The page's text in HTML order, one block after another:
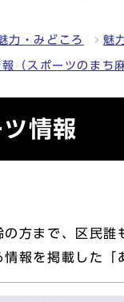
力・みどころ 魅
（スポーツのまち
情報
の方まで、区民
情報を掲載した「